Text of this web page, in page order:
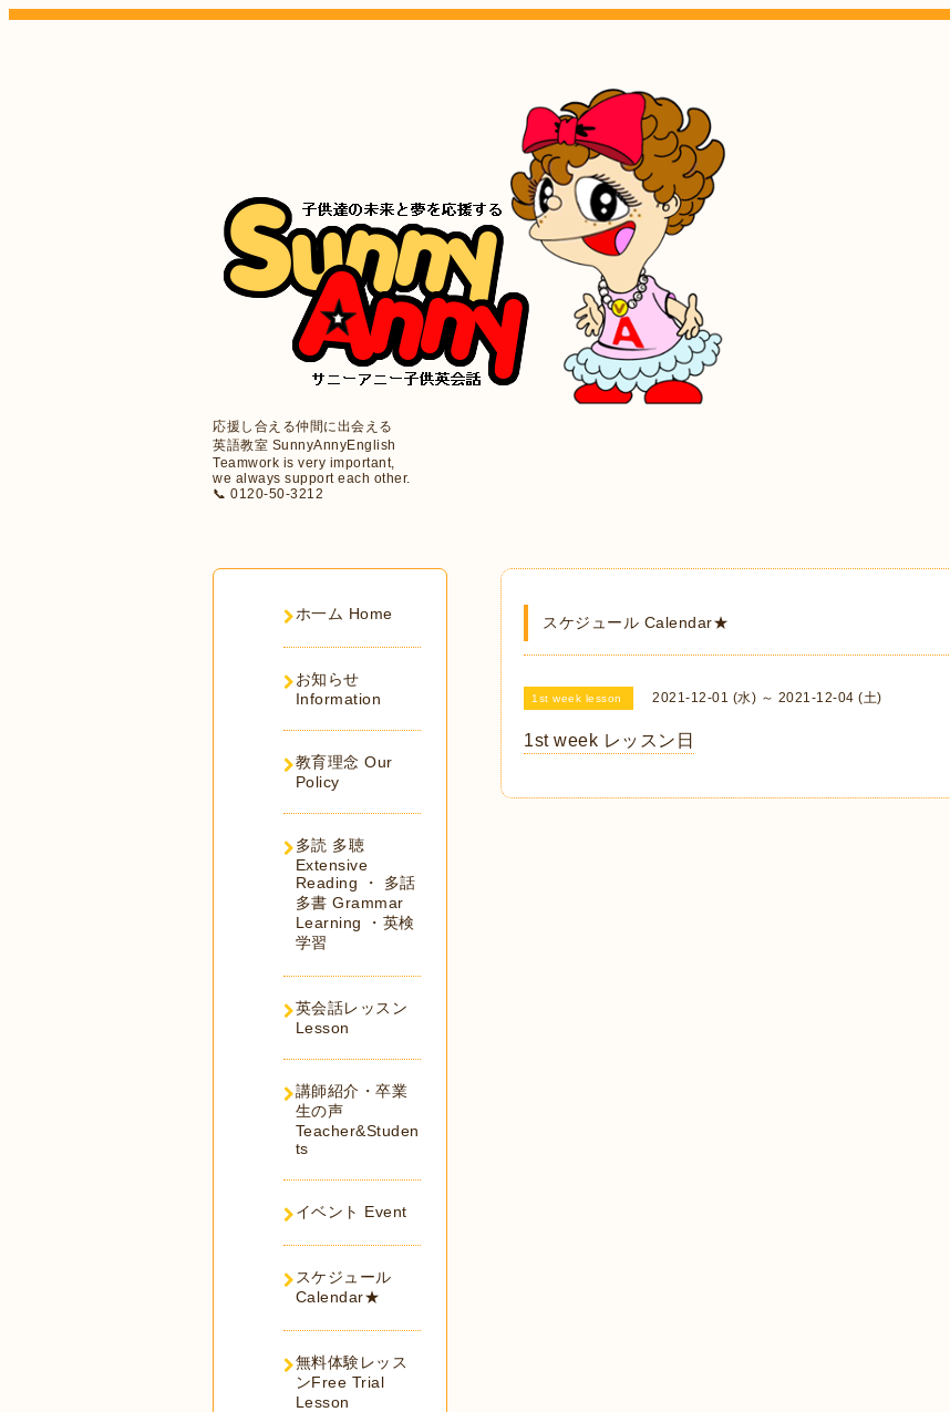
応援し合える仲間に出会える
英語教室 SunnyAnnyEnglish
Teamwork is very important,
we always support each other.
📞 0120-50-3212
スケジュール Calendar★
1st week lesson 2021-12-01 (水) ～ 2021-12-04 (土)
1st week レッスン日
ホ一ム Home
お知らせ
Information
教育理念 Our
Policy
多読 多聴
Extensive
Reading ・ 多話
多書 Grammar
Learning ・英検
学習
英会話レッスン
Lesson
講師紹介・卒業
生の声
Teacher&Studen
ts
イベント Event
スケジュール
Calendar★
無料体験レッス
ンFree Trial
Lesson